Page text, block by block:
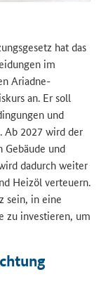
hat das
im
Ariadne-
an. Er soll
und
Ab 2027 wird der
Gebäude und
dadurch weiter
Heizöl verteuern.
sein, in eine
zu investieren, um